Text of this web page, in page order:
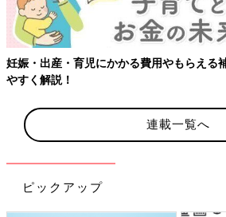
連載一覧へ
ピックアップ